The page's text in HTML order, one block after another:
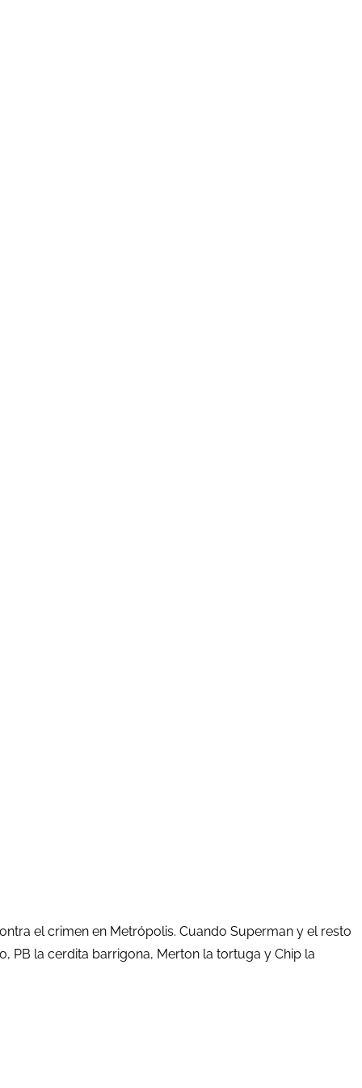
el crimen en Metrópolis. Cuando Superman y el resto
PB la cerdita barrigona, Merton la tortuga y Chip la